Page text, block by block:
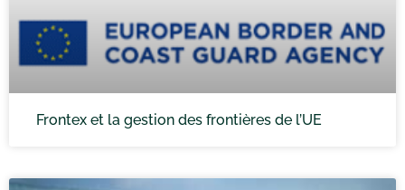
Frontex et la gestion des frontières de l’UE